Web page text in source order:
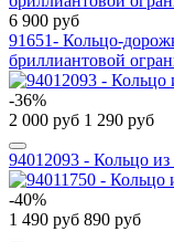
6 900 руб
91651- Кольцо-
бриллиантовой
-36%
2 000 руб 1 290 руб
94012093 - Кольцо
-40%
1 490 руб 890 руб